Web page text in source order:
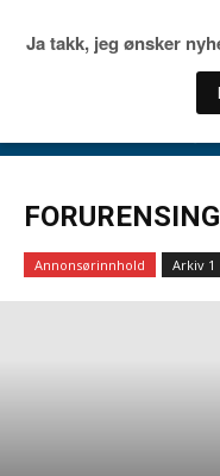
FORURENSING
Annonsørinnhold Arkiv 1